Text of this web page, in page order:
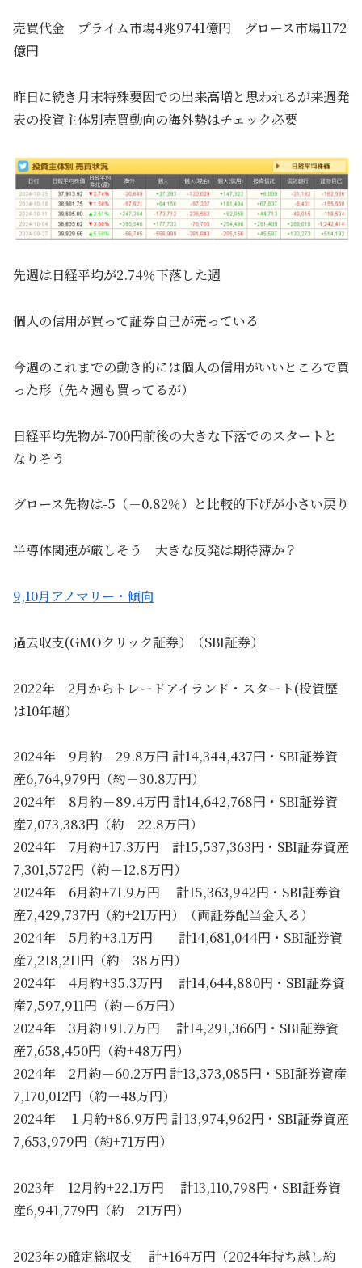
売買代金 プライム市場4兆9741億円 グロース市場1172
億円
昨日に続き月末特殊要因での出来高増と思われるが来週発
表の投資主体別売買動向の海外勢はチェック必要
先週は日経平均が2.74％下落した週
個人の信用が買って証券自己が売っている
今週のこれまでの動き的には個人の信用がいいところで買
った形（先々週も買ってるが）
日経平均先物が-700円前後の大きな下落でのスタートと
なりそう
グロース先物は-5（－0.82％）と比較的下げが小さい戻り
半導体関連が厳しそう 大きな反発は期待薄か？
9,10月アノマリー・傾向
過去収支(GMOクリック証券）（SBI証券）
2022年 2月からトレードアイランド・スタート(投資歴
は10年超）
2024年 9月約－29.8万円 計14,344,437円・SBI証券資
産6,764,979円（約－30.8万円）
2024年 8月約－89.4万円 計14,642,768円・SBI証券資
産7,073,383円（約－22.8万円）
2024年 7月約+17.3万円 計15,537,363円・SBI証券資産
7,301,572円（約－12.8万円）
2024年 6月約+71.9万円 計15,363,942円・SBI証券資
産7,429,737円（約+21万円）（両証券配当金入る）
2024年 5月約+3.1万円 計14,681,044円・SBI証券資
産7,218,211円（約－38万円）
2024年 4月約+35.3万円 計14,644,880円・SBI証券資
産7,597,911円（約－6万円）
2024年 3月約+91.7万円 計14,291,366円・SBI証券資
産7,658,450円（約+48万円）
2024年 2月約－60.2万円 計13,373,085円・SBI証券資産
7,170,012円（約－48万円）
2024年 １月約+86.9万円 計13,974,962円・SBI証券資産
7,653,979円（約+71万円）
2023年 12月約+22.1万円 計13,110,798円・SBI証券資
産6,941,779円（約－21万円）
2023年の確定総収支 計+164万円（2024年持ち越し約